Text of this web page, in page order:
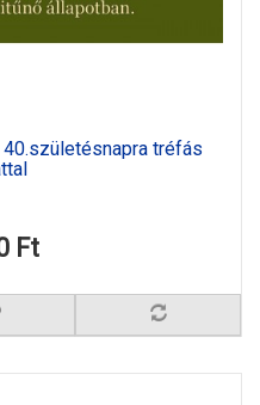
tréfás
Ft